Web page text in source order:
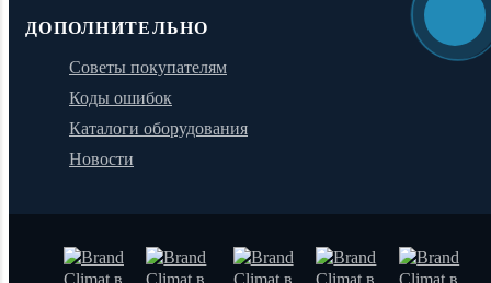
ДОПОЛНИТЕЛЬНО
Советы покупателям
Коды ошибок
Каталоги оборудования
Новости